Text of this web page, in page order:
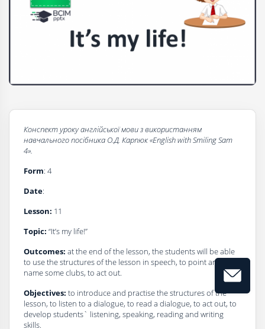
Конспектурокуaнглійськоїмовизвикористанням
навчальногопосібника О.Д. Карпюк«English with Smiling Sam
4».
Form: 4
Date:
Lesson: 11
Topic: “It’s my life!”
Outcomes: at the end of the lesson, the students will be able
to use the structures of the lesson in speech, to point and
name some clubs, to act out.
Objectives: to introduce and practise the structures of the
lesson, to listen to a dialogue, to read a dialogue, to act out, to
develop students` listening, speaking, reading and writing
skills.